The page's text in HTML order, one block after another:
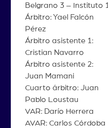
Belgrano 3 – Instituto 1
Árbitro: Yael Falcón
Pérez
Árbitro asistente 1:
Cristian Navarro
Árbitro asistente 2:
Juan Mamani
Cuarto árbitro: Juan
Pablo Loustau
VAR: Darío Herrera
AVAR: Carlos Córdoba